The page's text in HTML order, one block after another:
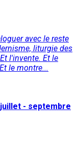
avec le reste
liturgie des
l'invente. Et le
le montre...
juillet - septembre